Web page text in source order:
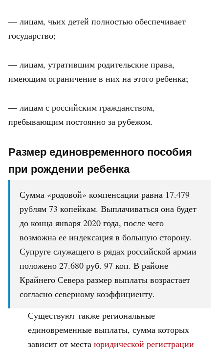
— лицам, чьих детей полностью обеспечивает
государство;
— лицам, утратившим родительские права,
имеющим ограничение в них на этого ребенка;
— лицам с российским гражданством,
пребывающим постоянно за рубежом.
Размер единовременного пособия
при рождении ребенка
Сумма «родовой» компенсации равна 17.479
рублям 73 копейкам. Выплачиваться она будет
до конца января 2020 года, после чего
возможна ее индексация в большую сторону.
Супруге служащего в рядах российской армии
положено 27.680 руб. 97 коп. В районе
Крайнего Севера размер выплаты возрастает
согласно северному коэффициенту.
Существуют также региональные
единовременные выплаты, сумма которых
зависит от места юридической регистрации